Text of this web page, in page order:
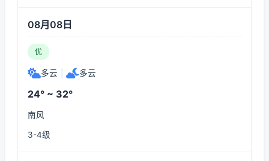
08月08日
优
多云 多云
24° ~ 32°
南风
3-4级